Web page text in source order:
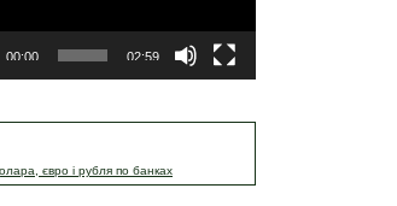
00:00 02:59
євро і рубля по банках